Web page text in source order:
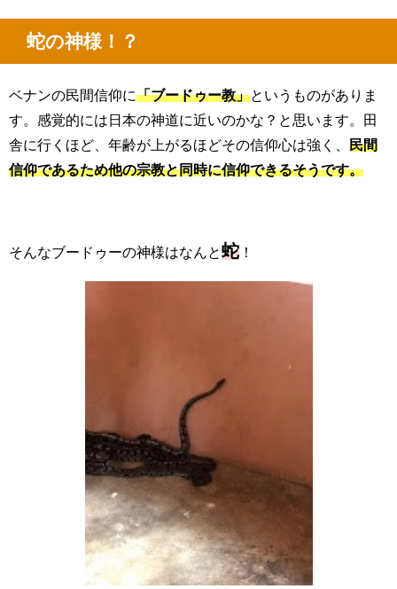
蛇の神様！？
ベナンの民間信仰に「ブードゥー教」というものがありま
す。感覚的には日本の神道に近いのかな？と思います。田
舎に行くほど、年齢が上がるほどその信仰心は強く、 民間
信仰であるため他の宗教と同時に信仰できるそうです。
そんなブードゥーの神様はなんと蛇 ！